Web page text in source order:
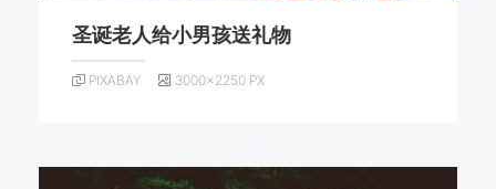
圣诞老人给小男孩送礼物
PIXABAY 3000×2250 PX